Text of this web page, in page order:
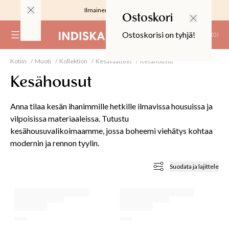
Ilmainen toimitus 59 €
(0)
Ostoskori
Ostoskorisi on tyhjä!
Kotiin Muoti Kollektion Kesävaatteet Kesähousut
Kesähousut
Anna tilaa kesän ihanimmille hetkille ilmavissa housuissa ja
vilpoisissa materiaaleissa. Tutustu
kesähousuvalikoimaamme, jossa boheemi viehätys kohtaa
modernin ja rennon tyylin.
Suodata ja lajittele